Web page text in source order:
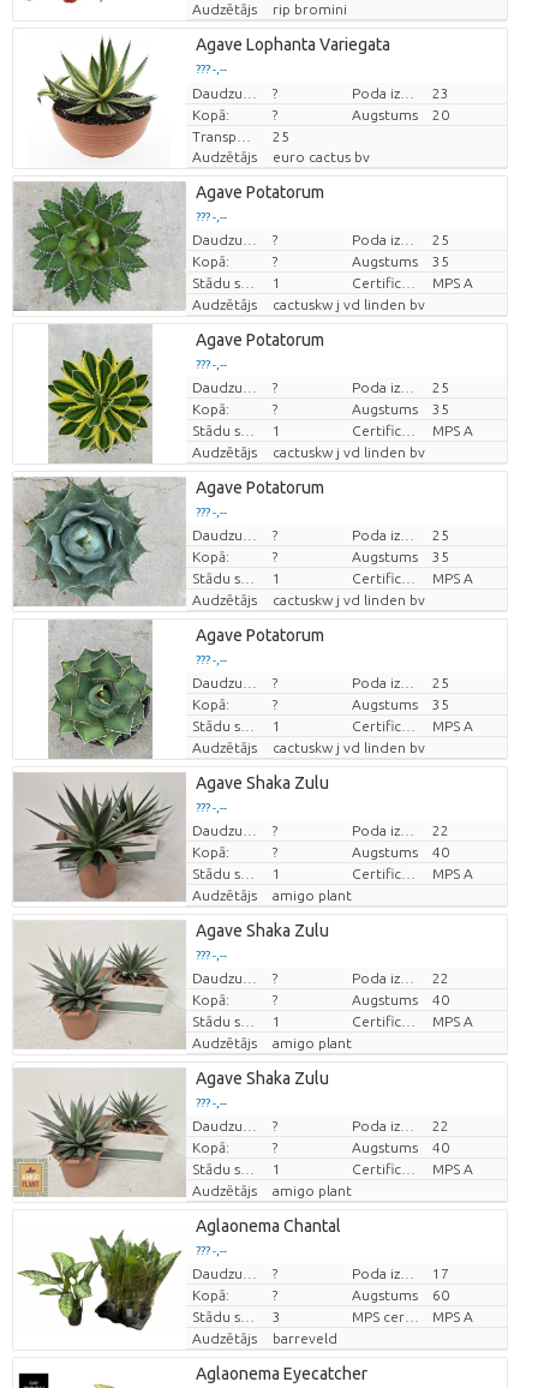
Audzētājs
rip bromini
Agave Lophanta Variegata
??? -,--
Cena par vienību
?
23
Kopā:
? Augstums
20
25
Audzētājs
euro cactus bv
Agave Potatorum
??? -,--
Cena par vienību
?
25
Kopā:
? Augstums
35
Stādu skaits/pods
1
MPS A
Audzētājs
cactuskw j vd linden bv
Agave Potatorum
??? -,--
Cena par vienību
?
25
Kopā:
? Augstums
35
Stādu skaits/pods
1
MPS A
Audzētājs
cactuskw j vd linden bv
Agave Potatorum
??? -,--
Cena par vienību
?
25
Kopā:
? Augstums
35
Stādu skaits/pods
1
MPS A
Audzētājs
cactuskw j vd linden bv
Agave Potatorum
??? -,--
Cena par vienību
?
25
Kopā:
? Augstums
35
Stādu skaits/pods
1
MPS A
Audzētājs
cactuskw j vd linden bv
Agave Shaka Zulu
??? -,--
Cena par vienību
?
22
Kopā:
? Augstums
40
Stādu skaits/pods
1
MPS A
Audzētājs
amigo plant
Agave Shaka Zulu
??? -,--
Cena par vienību
?
22
Kopā:
? Augstums
40
Stādu skaits/pods
1
MPS A
Audzētājs
amigo plant
Agave Shaka Zulu
??? -,--
Cena par vienību
?
22
Kopā:
? Augstums
40
Stādu skaits/pods
1
MPS A
Audzētājs
amigo plant
Aglaonema Chantal
??? -,--
Cena par vienību
?
17
Kopā:
? Augstums
60
Stādu skaits/pods
3
MPS A
Audzētājs
barreveld
Aglaonema Eyecatcher